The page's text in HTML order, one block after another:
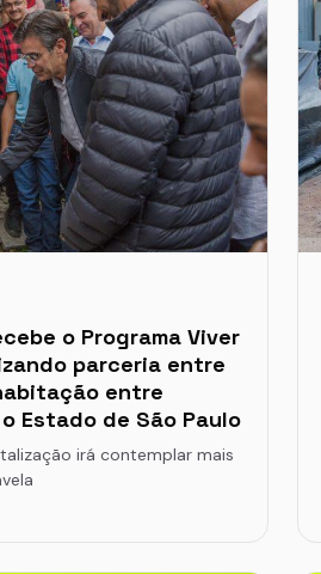
o Programa Viver
parceria entre
entre
Estado de São Paulo
irá contemplar mais